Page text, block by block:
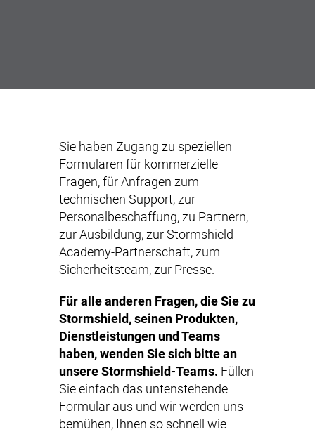
Sie haben Zugang zu speziellen
Formularen für kommerzielle
Fragen, für Anfragen zum
technischen Support, zur
Personalbeschaffung, zu Partnern,
zur Ausbildung, zur Stormshield
Academy-Partnerschaft, zum
Sicherheitsteam, zur Presse.
Für alle anderen Fragen, die Sie zu
Stormshield, seinen Produkten,
Dienstleistungen und Teams
haben, wenden Sie sich bitte an
unsere Stormshield-Teams. Füllen
Sie einfach das untenstehende
Formular aus und wir werden uns
bemühen, Ihnen so schnell wie